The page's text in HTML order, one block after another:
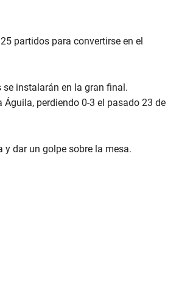
partidos para convertirse en el
se instalarán en la gran final.
perdiendo 0-3 el pasado 23 de
y dar un golpe sobre la mesa.